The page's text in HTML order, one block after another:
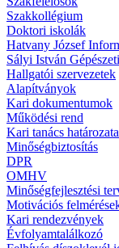
Szakkollégium
Doktori iskolák
Hatvany József
Sályi István
Hallgatói szervezetek
Alapítványok
Kari dokumentumok
Működési rend
Kari tanács
Minőségbiztosítás
DPR
OMHV
Minőségfejlesztési
Motivációs
Kari rendezvények
Évfolyamtalálkozó